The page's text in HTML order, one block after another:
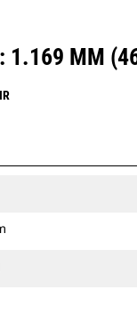
1.169 MM